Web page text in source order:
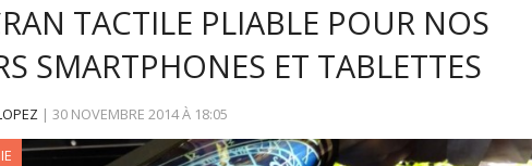
TACTILE PLIABLE POUR NOS
SMARTPHONES ET TABLETTES
| 30 NOVEMBRE 2014À 18:05